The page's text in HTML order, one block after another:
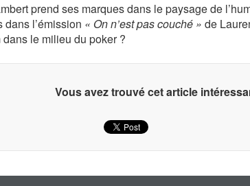
prend ses marques dans le paysage de
dans l’émission « On n’est pas couché » de
le milieu du poker ?
Vous avez trouvé cet article